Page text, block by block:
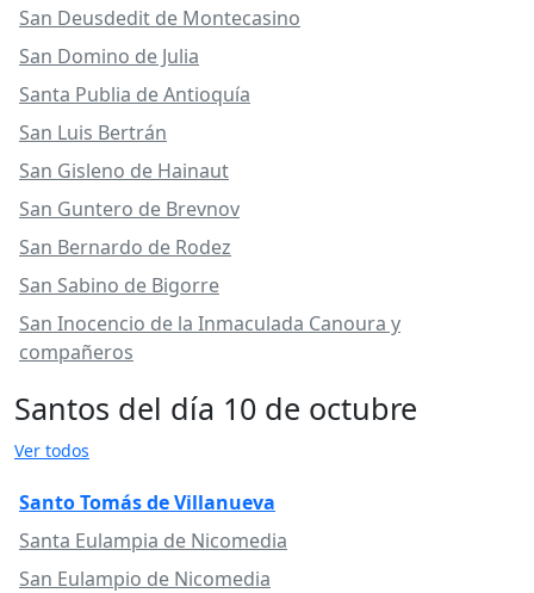
San Deusdedit de Montecasino
San Domino de Julia
Santa Publia de Antioquía
San Luis Bertrán
San Gisleno de Hainaut
San Guntero de Brevnov
San Bernardo de Rodez
San Sabino de Bigorre
San Inocencio de la Inmaculada Canoura y
compañeros
Santos del día 10 de octubre
Ver todos
Santo Tomás de Villanueva
Santa Eulampia de Nicomedia
San Eulampio de Nicomedia